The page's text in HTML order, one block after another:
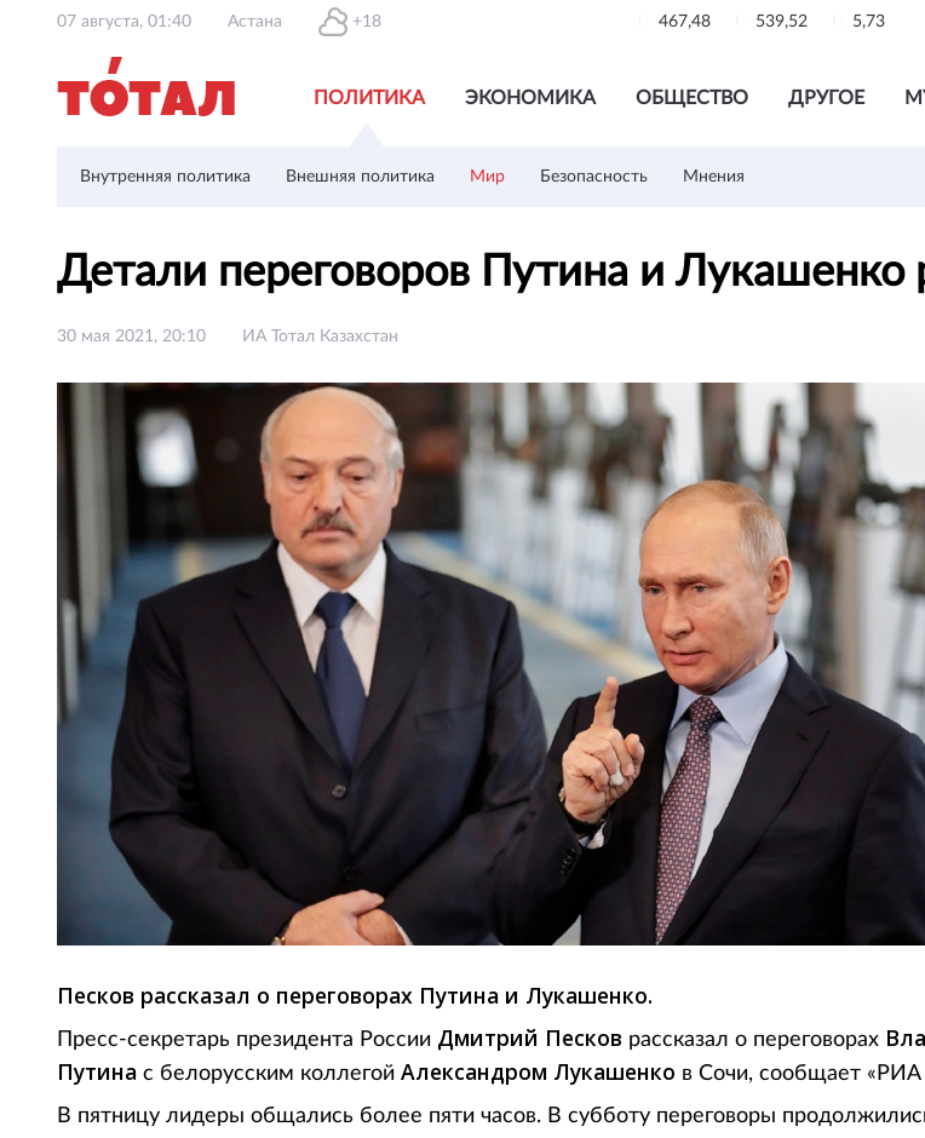
07 августа, 01:40 Астана +18 467,48 539,52 5,73
ПОЛИТИКА ЭКОНОМИКА ОБЩЕСТВО ДРУГОЕ
Внутренняя политика Внешняя политика Мир Безопасность Мнения
Детали переговоров Путина и Лукашенко
30 мая 2021, 20:10 ИА Тотал Казахстан
Песков рассказал о переговорах Путина и Лукашенко.
Пресс-секретарь президента России Дмитрий Песков рассказал о переговорах
Путина с белорусским коллегой Александром Лукашенко в Сочи, сообщает «РИА
В пятницу лидеры общались более пяти часов. В субботу переговоры